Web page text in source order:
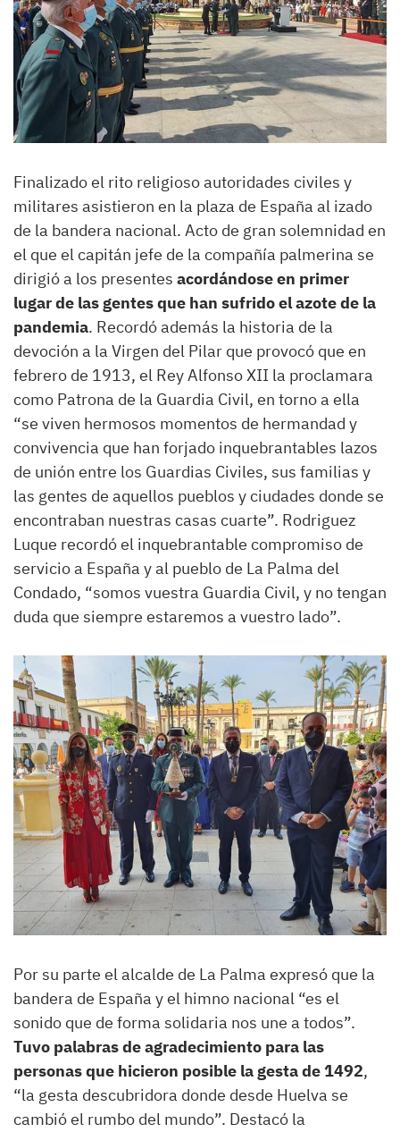
Finalizado el rito religioso autoridades civiles y
militares asistieron en la plaza de España al izado
de la bandera nacional. Acto de gran solemnidad en
el que el capitán jefe de la compañía palmerina se
dirigió a los presentes acordándose en primer
lugar de las gentes que han sufrido el azote de la
pandemia. Recordó además la historia de la
devoción a la Virgen del Pilar que provocó que en
febrero de 1913, el Rey Alfonso XII la proclamara
como Patrona de la Guardia Civil, en torno a ella
“se viven hermosos momentos de hermandad y
convivencia que han forjado inquebrantables lazos
de unión entre los Guardias Civiles, sus familias y
las gentes de aquellos pueblos y ciudades donde se
encontraban nuestras casas cuarte”. Rodriguez
Luque recordó el inquebrantable compromiso de
servicio a España y al pueblo de La Palma del
Condado, “somos vuestra Guardia Civil, y no tengan
duda que siempre estaremos a vuestro lado”.
Por su parte el alcalde de La Palma expresó que la
bandera de España y el himno nacional “es el
sonido que de forma solidaria nos une a todos”.
Tuvo palabras de agradecimiento para las
personas que hicieron posible la gesta de 1492,
“la gesta descubridora donde desde Huelva se
cambió el rumbo del mundo”. Destacó la